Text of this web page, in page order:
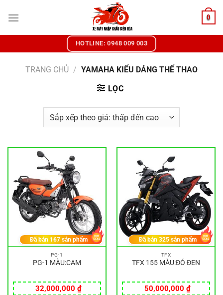
đến
0
HOTLINE: 0948 009 003
TRANG CHỦ / YAMAHA KIỂU DÁNG THỂ THAO
LỌC
PG-1
PG-1 MÀU:CAM
32,000,000 ₫
Đã bán 167 sản phẩm
TFX
TFX 155 MÀU:ĐỎ ĐEN
50,000,000 ₫
Đã bán325 sản phẩm